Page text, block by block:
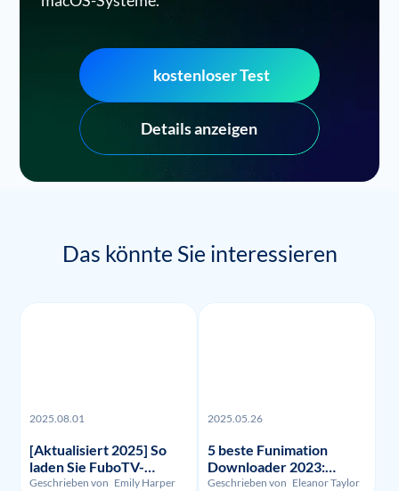
kostenloser Test
Details anzeigen
Das könnte Sie interessieren
2025.08.01
[Aktualisiert 2025] So
laden Sie FuboTV-
Aufnahmen und -Videos
Geschrieben von Emily Harper
2025.05.26
5 beste Funimation
Downloader 2023:
Getestet und verglichen
Geschrieben von Eleanor Taylor